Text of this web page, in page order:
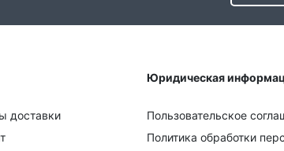
доставки
Юридическая
Пользовательское
Политика обработки